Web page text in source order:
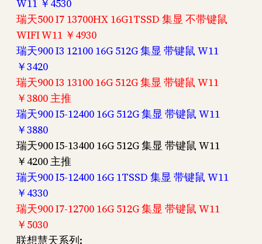
W11 ￥4530
瑞天500 I7 13700HX 16G1TSSD 集显 不带键鼠
WIFI W11 ￥4930
瑞天900 I3 12100 16G 512G 集显 带键鼠 W11
￥3420
瑞天900 I3 13100 16G 512G 集显 带键鼠 W11
￥3800 主推
瑞天900 I5-12400 16G 512G 集显 带键鼠 W11
￥3880
瑞天900 I5-13400 16G 512G 集显 带键鼠 W11
￥4200 主推
瑞天900 I5-12400 16G 1TSSD 集显 带键鼠 W11
￥4330
瑞天900 I7-12700 16G 512G 集显 带键鼠 W11
￥5030
联想慧天系列: